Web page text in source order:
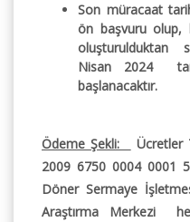
Son müracaat
ön başvuru olup,
Nisan 2024
başlanacaktır.
Ödeme Şekli: Ücretler
2009 6750 0004 0001
Döner Sermaye
Araştırma Merkezi